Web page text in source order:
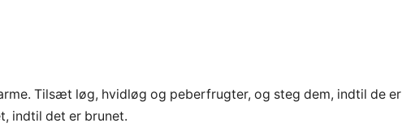
Tilsæt løg, hvidløg og peberfrugter, og steg dem, indtil de er
indtil det er brunet.